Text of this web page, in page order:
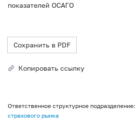
показателей ОСАГО
Сохранить в PDF
Копировать ссылку
Ответственное структурное подразделение:
страхового рынка